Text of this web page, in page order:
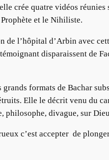
crée quatre vidéos
et le Nihiliste.
de l’hôpital d’Arbin avec
disparaissent de
formats de Bachar
Elle le décrit venu du
divague, sur
c’est accepter de